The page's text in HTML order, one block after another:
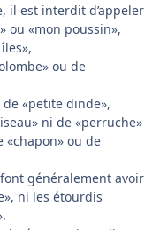
il est interdit d’appeler
ou «mon poussin»,
ou de
«petite dinde»,
ni de «perruche»
«chapon» ou de
généralement avoir
ni les étourdis